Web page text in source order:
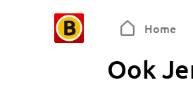
Home
Ook